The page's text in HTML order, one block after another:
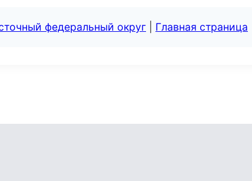
федеральный округ Главная страница